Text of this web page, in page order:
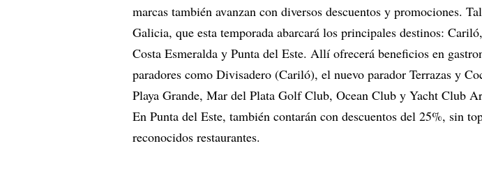
marcas también avanzan con diversos descuentos y promociones.
Galicia, que esta temporada abarcará los principales destinos:
Costa Esmeralda y Punta del Este. Allí ofrecerá beneficios en
paradores como Divisadero (Cariló), el nuevo parador Terrazas y
Playa Grande, Mar del Plata Golf Club, Ocean Club y Yacht Club
En Punta del Este, también contarán con descuentos del 25%, sin
reconocidos restaurantes.